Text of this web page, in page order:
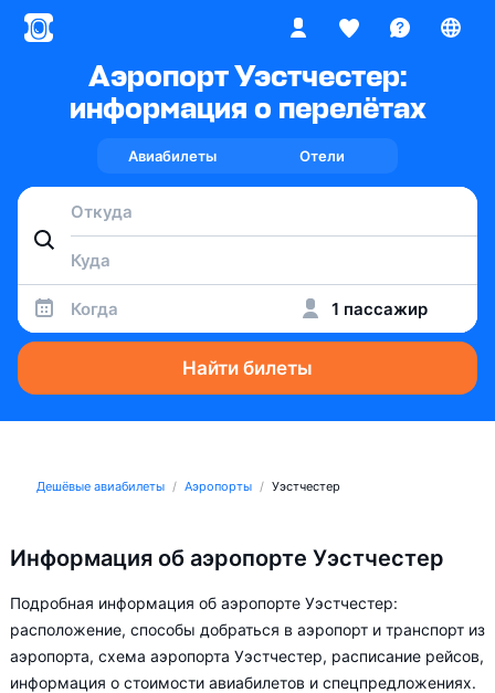
Аэропорт Уэстчестер:
информация о перелётах
Авиабилеты Отели
Когда 1 пассажир
Найти билеты
Дешёвые авиабилеты Аэропорты Уэстчестер
Информация об аэропорте Уэстчестер
Подробная информация об аэропорте Уэстчестер:
расположение, способы добраться в аэропорт и транспорт из
аэропорта, схема аэропорта Уэстчестер, расписание рейсов,
информация о стоимости авиабилетов и спецпредложениях.